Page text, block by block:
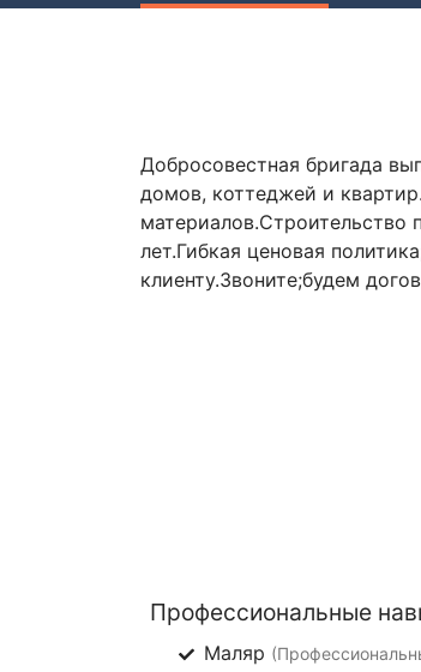
Добросовестная бригада
домов, коттеджей и
материалов.Строительство
лет.Гибкая ценовая
клиенту.Звоните;будем
Профессиональные
Маляр